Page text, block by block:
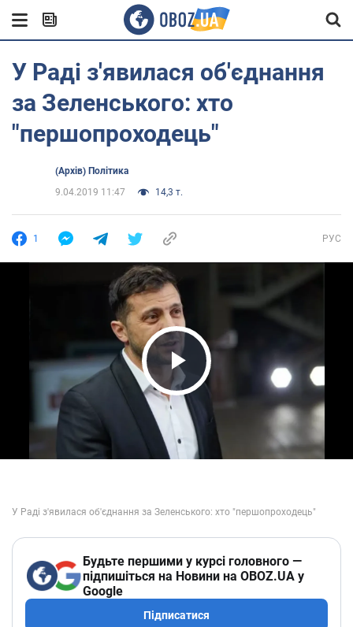
У Раді з'явилася об'єднання
за Зеленського: хто
"першопроходець"
(Архів) Політика
9.04.2019 11:47
14,3 т.
1 РУС
Play Video
Будьте першими у курсі головного —
підпишіться на Новини на OBOZ.UA у
Google
Підписатися